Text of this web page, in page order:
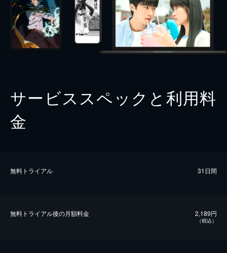
サービススペックと利用料
金
無料トライアル 31日間
無料トライアル後の⽉額料金 2,189円
（税込）